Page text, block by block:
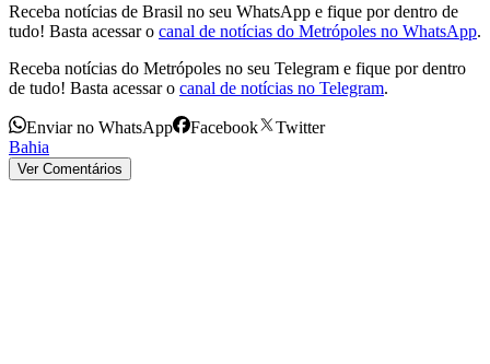
Receba notícias de Brasil no seu WhatsApp e fique por dentro de
tudo! Basta acessar o canal de notícias do Metrópoles no WhatsApp.
Receba notícias do Metrópoles no seu Telegram e fique por dentro
de tudo! Basta acessar o canal de notícias no Telegram.
Enviar no WhatsApp Facebook
Twitter
Bahia
Ver Comentários